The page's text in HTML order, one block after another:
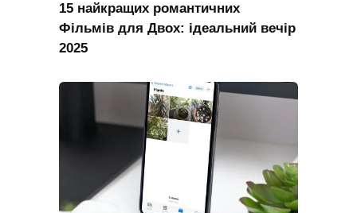
15 найкращих романтичних
Фільмів для Двох: ідеальний вечір
2025